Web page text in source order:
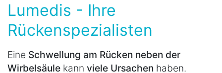
Lumedis - Ihre
Rückenspezialisten
Eine Schwellung am Rücken neben der
Wirbelsäule kann viele Ursachen haben.